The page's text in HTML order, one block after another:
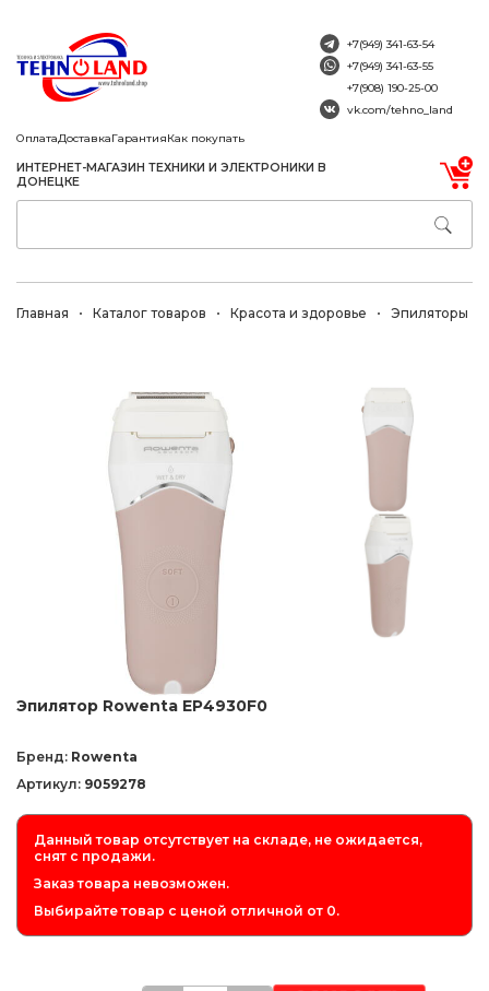
ОплатаДоставкаГарантияКак покупать
ИНТЕРНЕТ-МАГАЗИН ТЕХНИКИ И ЭЛЕКТРОНИКИ В
ДОНЕЦКЕ
+7(949) 341-63-54
+7(949) 341-63-55
+7(908) 190-25-00
vk.com/tehno_land
Главная Каталог товаров Красота и здоровье Эпиляторы
Эпилятор Rowenta EP4930F0
Бренд: Rowenta
Артикул: 9059278
Данный товар отсутствует на складе, не ожидается,
снят с продажи.
Заказ товара невозможен.
Выбирайте товар с ценой отличной от 0.